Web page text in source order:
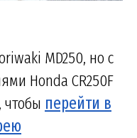
MD250, но с
Honda CR250F
перейти в